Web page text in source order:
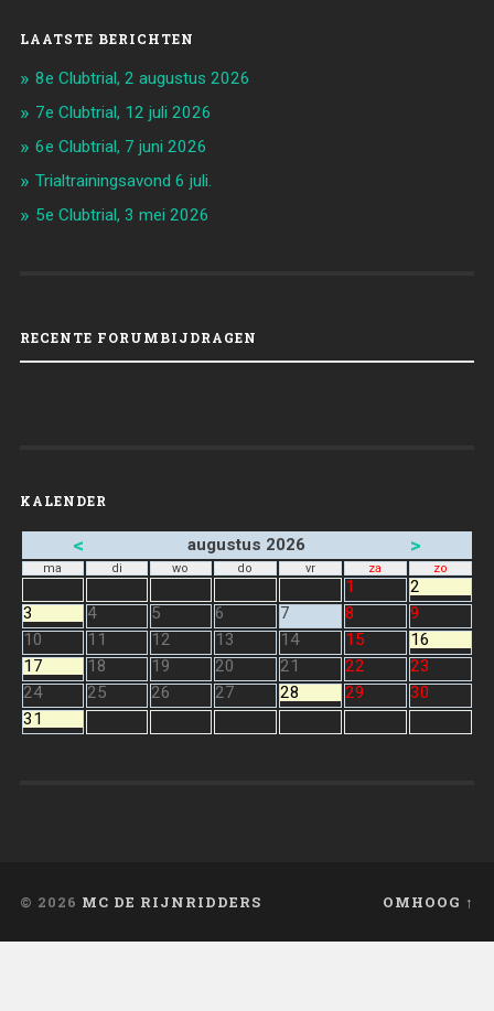
LAATSTE BERICHTEN
8e Clubtrial, 2 augustus 2026
7e Clubtrial, 12 juli 2026
6e Clubtrial, 7 juni 2026
Trialtrainingsavond 6 juli.
5e Clubtrial, 3 mei 2026
RECENTE FORUMBIJDRAGEN
KALENDER
< augustus 2026 >
ma di wo do vr za zo
1
2
3
4 5 6 7 8
9
10
11 12 13 14 15
16
17
18 19 20 21 22
23
24
25 26 27 28 29
30
31
© 2026 MC DE RIJNRIDDERS OMHOOG ↑